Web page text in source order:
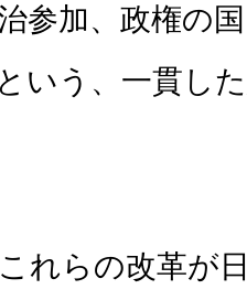
参加、政権の
いう、一貫し
れらの改革が